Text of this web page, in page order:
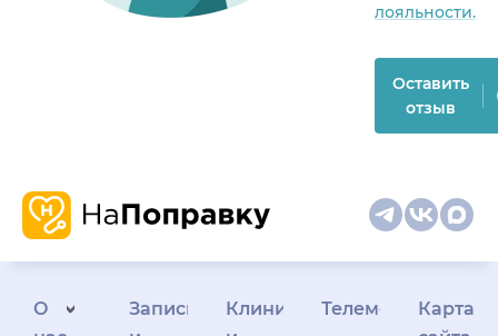
лояльности.
Оставить
отзыв
О
Запись
КлиникамТелемедицина
Карта